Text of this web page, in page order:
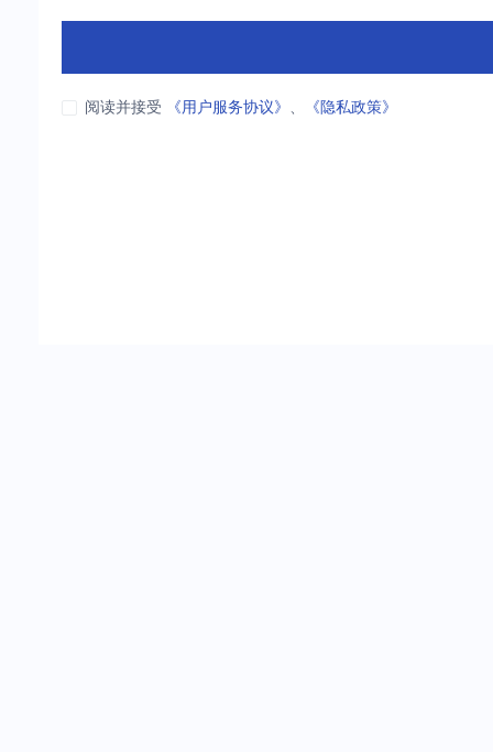
阅读并接受 《用户服务协议》 、 《隐私政策》